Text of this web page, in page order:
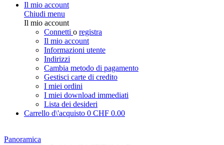
Il mio account
Chiudi menu
Il mio account
Connetti o registra
Il mio account
Informazioni utente
Indirizzi
Cambia metodo di pagamento
Gestisci carte di credito
I miei ordini
I miei download immediati
Lista dei desideri
Carrello d\'acquisto 0 CHF 0.00
Panoramica